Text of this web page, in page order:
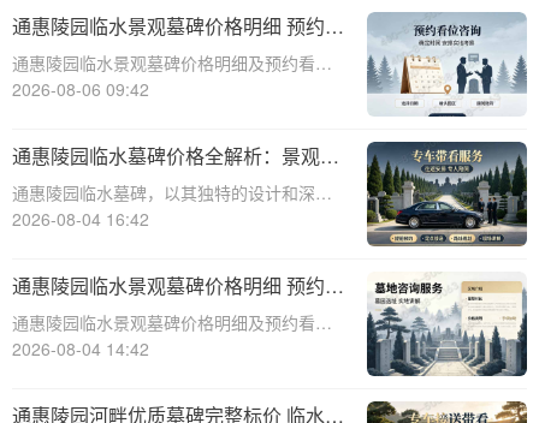
通惠陵园临水景观墓碑价格明细 预约看
墓赠送碑文雕刻
通惠陵园临水景观墓碑价格明细及预约看墓
赠送碑文雕刻服务详解☎ 通惠陵园电话:400-
与人文情怀的现代化陵园，以其独特的临水
景观墓碑设计赢得了众多家庭的青
2026-08-06 09:42
通惠陵园临水墓碑价格全解析：景观维
护无忧，园区全额承担详解
通惠陵园临水墓碑，以其独特的设计和深远
的文化内涵，成为现代人对逝者纪念的优
自然环境和谐共生，为逝者营造一个宁静祥
和的安息之地。本文将深入探讨通惠陵园临
水墓碑的价格
2026-08-04 16:42
通惠陵园临水景观墓碑价格明细 预约看
墓赠送碑文雕刻详解
通惠陵园临水景观墓碑价格明细及预约看墓
赠送碑文雕刻详解☎ 通惠陵园电话:400-838-
越重视，墓碑作为逝者最后的尊严象征，其
2026-08-04 14:42
通惠陵园河畔优质墓碑完整标价 临水景